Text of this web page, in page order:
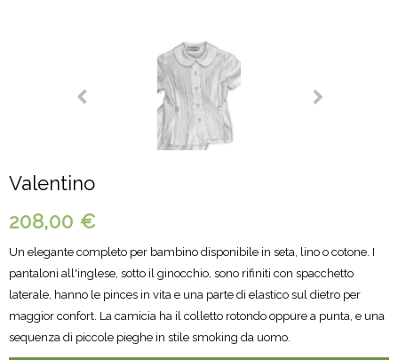
Valentino
208,00 €
Un elegante completo per bambino disponibile in seta, lino o cotone. I
pantaloni all'inglese, sotto il ginocchio, sono rifiniti con spacchetto
laterale, hanno le pinces in vita e una parte di elastico sul dietro per
maggior confort. La camicia ha il colletto rotondo oppure a punta, e una
sequenza di piccole pieghe in stile smoking da uomo.